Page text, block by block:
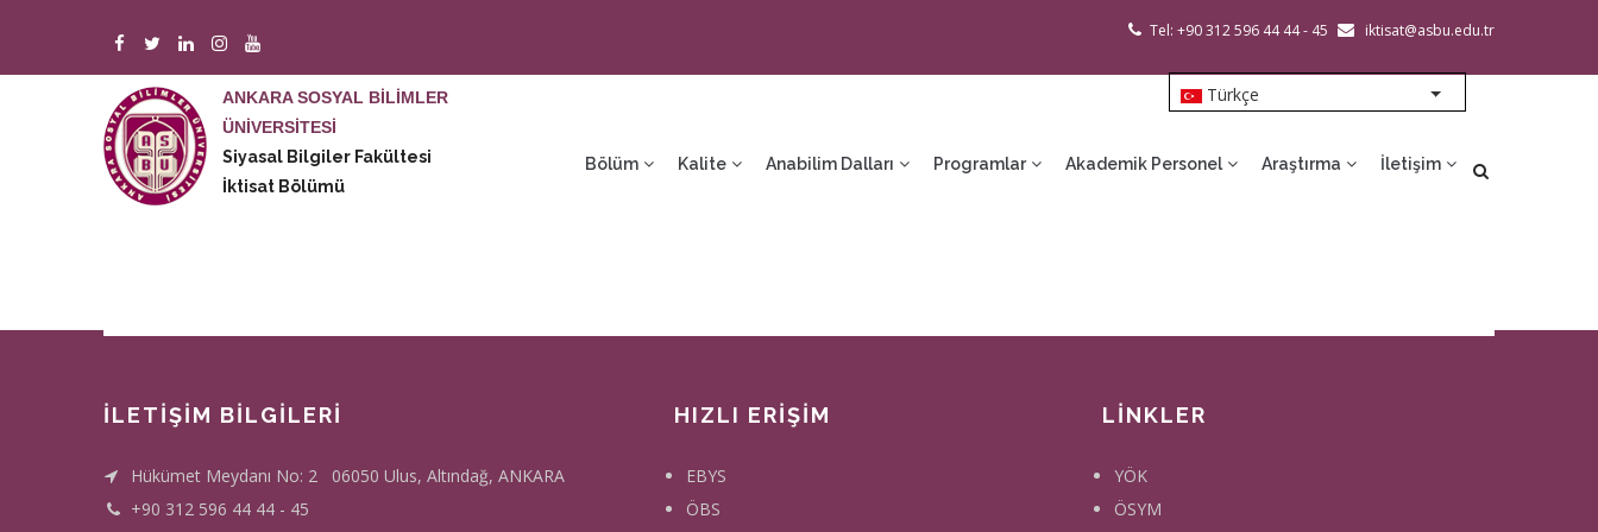
atla
Tel: +90 312 596 44 44 - 45 iktisat@asbu.edu.tr
ANKARA SOSYAL BİLİMLER
ÜNİVERSİTESİ
Siyasal Bilgiler Fakültesi
İktisat Bölümü
Türkçe
List additional
navigation
Bölüm Kalite Anabilim Dalları Programlar Akademik Personel Araştırma İletişim
İLETİŞİM BİLGİLERİ
Hükümet Meydanı No: 2 06050 Ulus, Altındağ, ANKARA
+90 312 596 44 44 - 45
HIZLI ERİŞİM
EBYS
ÖBS
LİNKLER
YÖK
ÖSYM